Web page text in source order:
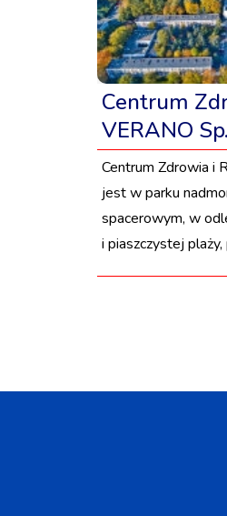
Centrum
VERANO
Centrum Zdrowia i
jest w parku
spacerowym, w
i piaszczystej